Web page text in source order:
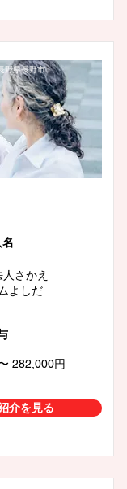
野県長野市
さかえ
よしだ
282,000円
介を見る